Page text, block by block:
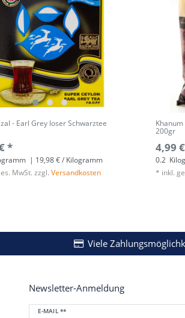
- Earl Grey loser Schwarztee
*
| 19,98 € / Kilogramm
MwSt. zzgl.Versandkosten
200gr
4,99
0.2
* inkl.
Viele
Newsletter-Anmeldung
E-MAIL **
Newsletter